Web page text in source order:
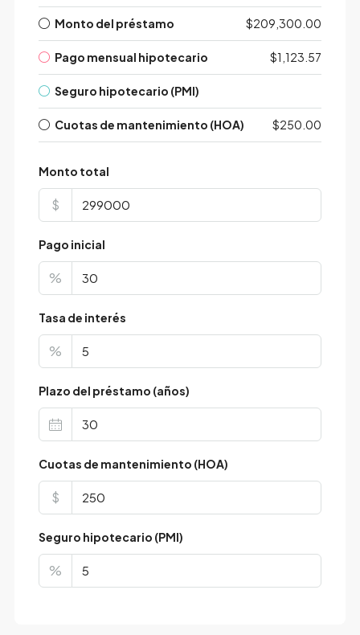
Monto del préstamo $209,300.00
Pago mensual hipotecario $1,123.57
Seguro hipotecario (PMI)
Cuotas de mantenimiento (HOA) $250.00
Monto total
$
Pago inicial
%
Tasa de interés
%
Plazo del préstamo (años)
Cuotas de mantenimiento (HOA)
$
Seguro hipotecario (PMI)
%